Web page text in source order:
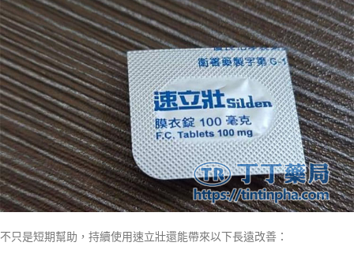
不只是短期幫助，持續使用速立壯還能帶來以下長遠改善：